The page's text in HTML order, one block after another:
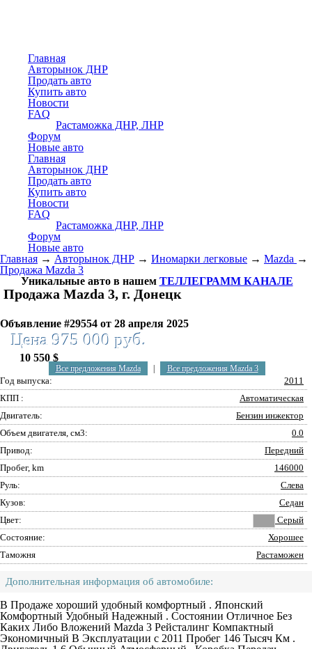
Главная
Авторынок ДНР
Продать авто
Купить авто
Новости
FAQ
Растаможка ДНР, ЛНР
Форум
Новые авто
Главная
Авторынок ДНР
Продать авто
Купить авто
Новости
FAQ
Растаможка ДНР, ЛНР
Форум
Новые авто
Главная → Авторынок ДНР → Иномарки легковые → Mazda →
Продажа Mazda 3
Уникальные авто в нашем ТЕЛЛЕГРАММ КАНАЛЕ
Продажа Mazda 3, г. Донецк
Объявление #29554 от 28 апреля 2025
Цена 975 000 руб.
10 550 $
Все предложения Mazda Все предложения Mazda 3
Год выпуска:
2011
КПП :
Автоматическая
Двигатель:
Бензин инжектор
Объем двигателя, см3:
0.0
Привод:
Передний
Пробег, km
146000
Руль:
Слева
Кузов:
Седан
Цвет:
Серый
Состояние:
Хорошее
Таможня
Растаможен
Дополнительная информация об автомобиле:
В Продаже хороший удобный комфортный . Японский
Комфортный Удобный Надежный . Состоянии Отличное Без
Каких Либо Вложений Mazda 3 Рейсталинг Компактный
Экономичный В Эксплуатации с 2011 Пробег 146 Тысяч Км .